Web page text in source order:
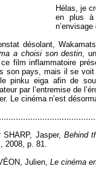
Hélas, je
en plus à
désolant,
a choisi son destin,
ce film inflammatoire
son pays, mais il se voit
pinku eiga afin de
par l’entremise de
Le cinéma n’est
SHARP, Jasper, Behind
2008, p. 81.
Julien, Le cinéma